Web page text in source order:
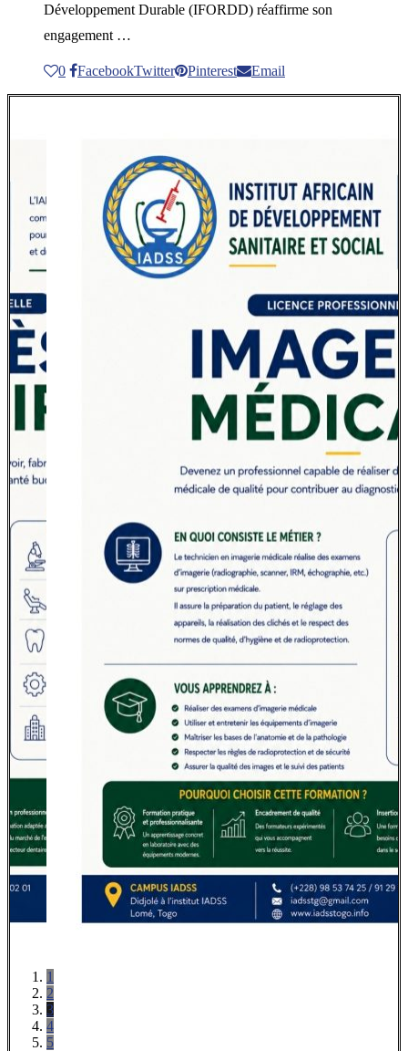
Développement Durable (IFORDD) réaffirme son
engagement …
0 FacebookTwitter Pinterest Email
1
2
3
4
5